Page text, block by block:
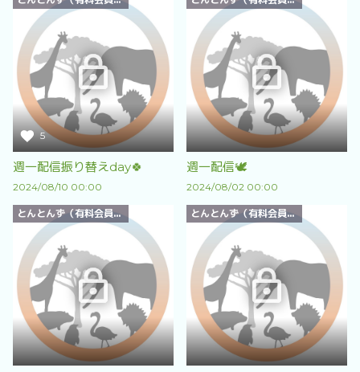
5
週一配信振り替えday🍀
2024/08/10 00:00
週一配信🕊️
2024/08/02 00:00
とんとんず（有料会員）限定 とんとんず（有料会員）限定